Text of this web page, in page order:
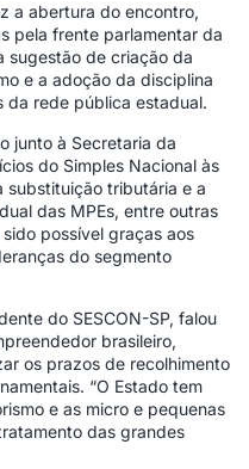
a abertura do encontro,
pela frente parlamentar da
sugestão de criação da
e a adoção da disciplina
da rede pública estadual.
junto à Secretaria da
do Simples Nacional às
substituição tributária e a
das MPEs, entre outras
possível graças aos
do segmento
do SESCON-SP, falou
brasileiro,
os prazos de recolhimento
“O Estado tem
e as micro e pequenas
das grandes